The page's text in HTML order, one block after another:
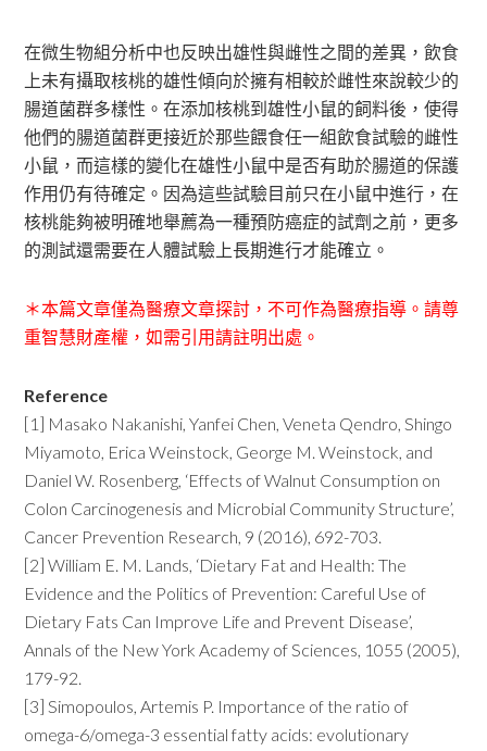
在微生物組分析中也反映出雄性與雌性之間的差異，飲食
上未有攝取核桃的雄性傾向於擁有相較於雌性來說較少的
腸道菌群多樣性。在添加核桃到雄性小鼠的飼料後，使得
他們的腸道菌群更接近於那些餵食任一組飲食試驗的雌性
小鼠，而這樣的變化在雄性小鼠中是否有助於腸道的保護
作用仍有待確定。因為這些試驗目前只在小鼠中進行，在
核桃能夠被明確地舉薦為一種預防癌症的試劑之前，更多
的測試還需要在人體試驗上長期進行才能確立。
＊本篇文章僅為醫療文章探討，不可作為醫療指導。請尊
重智慧財產權，如需引用請註明出處。
Reference
[1] Masako Nakanishi, Yanfei Chen, Veneta Qendro, Shingo
Miyamoto, Erica Weinstock, George M. Weinstock, and
Daniel W. Rosenberg, ‘Effects of Walnut Consumption on
Colon Carcinogenesis and Microbial Community Structure’,
Cancer Prevention Research, 9 (2016), 692-703.
[2] William E. M. Lands, ‘Dietary Fat and Health: The
Evidence and the Politics of Prevention: Careful Use of
Dietary Fats Can Improve Life and Prevent Disease’,
Annals of the New York Academy of Sciences, 1055 (2005),
179-92.
[3] Simopoulos, Artemis P. Importance of the ratio of
omega-6/omega-3 essential fatty acids: evolutionary